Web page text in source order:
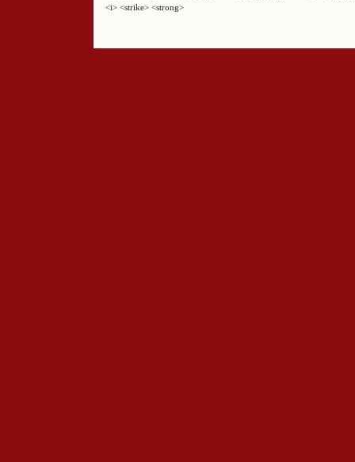
<i> <strike> <strong>